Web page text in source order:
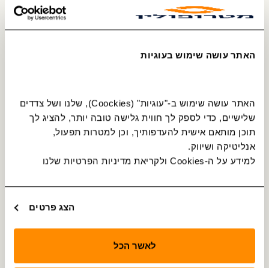
האתר עושה שימוש בעוגיות
אנליטיקה ושיווק.
למידע על ה-Cookies ולקריאת מדיניות הפרטיות שלנו
הצג פרטים
לאשר הכל
117 באר שבע - כסיפה
120 באר שבע - כסיפה
121 באר שבע - דריג'את
126 באר שבע - מולדה
137